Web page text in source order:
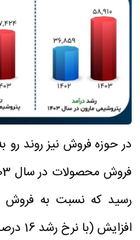
در حوزه فروش نیز روند
افزایش (با نرخ رشد 16 درصد) را نشان می دهد.